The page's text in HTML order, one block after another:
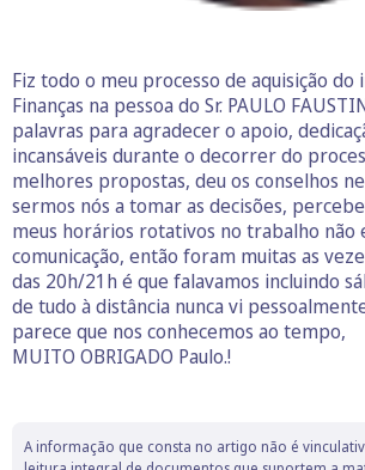
Fiz todo o meu processo de aquisição do
Finanças na pessoa do Sr. PAULO
palavras para agradecer o apoio,
incansáveis durante o decorrer do
melhores propostas, deu os conselhos
sermos nós a tomar as decisões,
meus horários rotativos no trabalho não
comunicação, então foram muitas as
das 20h/21h é que falavamos incluindo
de tudo à distância nunca vi
parece que nos conhecemos ao tempo,
MUITO OBRIGADO Paulo.!
A informação que consta no artigo não é